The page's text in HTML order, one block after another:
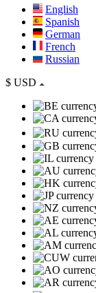
English
Spanish
German
French
Russian
$ USD